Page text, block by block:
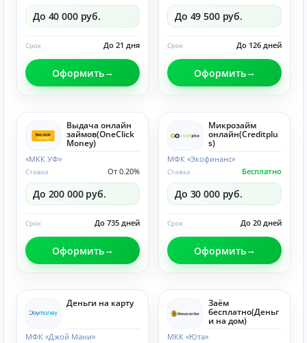
До 40 000 руб.
До 21 дня
Срок
Оформить
До 49 500 руб.
До 126 дней
Срок
Оформить
Выдача онлайн
займов(OneClick
Money)
«МКК УФ»
От 0.20%
Ставка
До 200 000 руб.
До 735 дней
Срок
Оформить
Микрозайм
онлайн(Creditplu
s)
МФК «Экофинанс»
Бесплатно
Ставка
До 30 000 руб.
До 20 дней
Срок
Оформить
Деньги на карту
МФК «Джой Мани»
Заём
бесплатно(Деньг
и на дом)
МКК «Юта»